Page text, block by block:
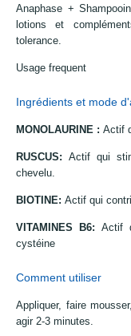
Anaphase +
lotions et
tolerance.
Usage frequent
Ingrédients et mode
MONOLAURINE : Actif
RUSCUS: Actif qui
chevelu.
BIOTINE: Actif qui
VITAMINES B6: Actif
cystéine
Comment utiliser
Appliquer, faire
agir 2-3 minutes.